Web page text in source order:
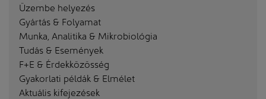
Üzembe helyezés
Gyártás & Folyamat
Munka, Analitika & Mikrobiológia
Tudás & Események
F+E & Érdekközösség
Gyakorlati példák & Elmélet
Aktuális kifejezések